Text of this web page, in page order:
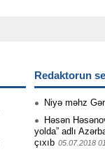
Redaktorun
Niyə məhz
Həsən
yolda” adlı
çıxıb 05.07.2018